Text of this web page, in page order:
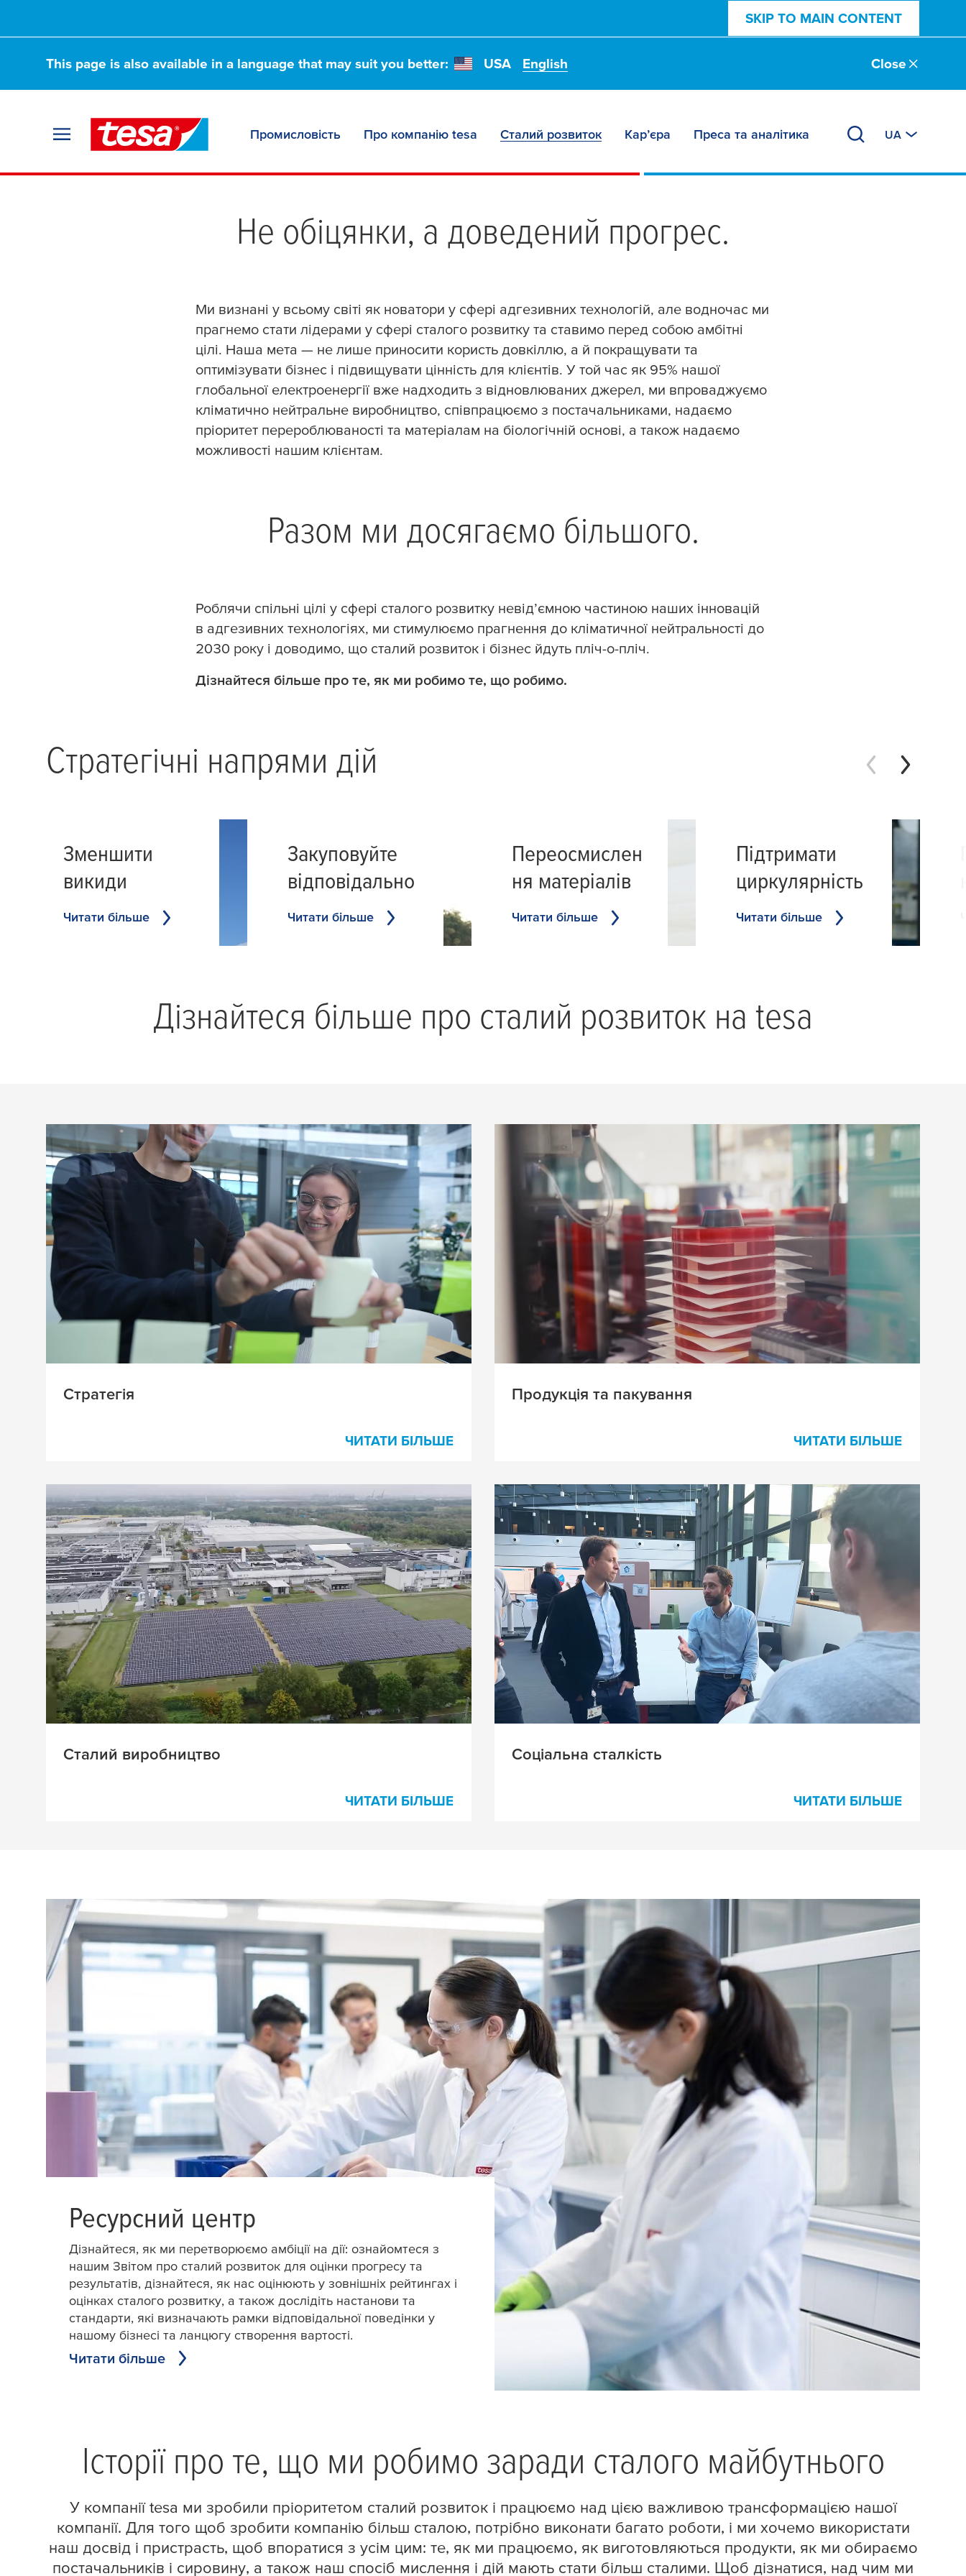
SKIP TO MAIN CONTENT
This page is also available in a language that may suit you better: USA English Close
Промисловість Про компанію tesa Сталий розвиток Кар’єра Преса та аналітика UA
Не обіцянки, а доведений прогрес.​
Ми визнані у всьому світі як новатори у сфері адгезивних технологій, але водночас ми
прагнемо стати лідерами у сфері сталого розвитку та ставимо перед собою амбітні
цілі. Наша мета — не лише приносити користь довкіллю, а й покращувати та
оптимізувати бізнес і підвищувати цінність для клієнтів.​ ​У той час як 95% нашої
глобальної електроенергії вже надходить з відновлюваних джерел, ми впроваджуємо
кліматично нейтральне виробництво, співпрацюємо з постачальниками, надаємо
пріоритет перероблюваності та матеріалам на біологічній основі, а також надаємо
можливості нашим клієнтам.
Разом ми досягаємо більшого.​
Роблячи спільні цілі у сфері сталого розвитку невід’ємною частиною наших інновацій
в адгезивних технологіях, ми стимулюємо прагнення до кліматичної нейтральності до
2030 року і доводимо, що сталий розвиток і бізнес йдуть пліч-о-пліч.​
Дізнайтеся більше про те, як ми робимо те, що робимо.
Стратегічні напрями дій
Зменшити
викиди
Читати більше
Закуповуйте
відповідально
Читати більше
Переосмислен
ня матеріалів
Читати більше
Підтримати
циркулярність
Читати більше
Дізнайтеся більше про сталий розвиток на tesa
Стратегія
ЧИТАТИ БІЛЬШЕ
Продукція та пакування
ЧИТАТИ БІЛЬШЕ
Сталий виробництво
ЧИТАТИ БІЛЬШЕ
Соціальна сталкість
ЧИТАТИ БІЛЬШЕ
Ресурсний центр
Дізнайтеся, як ми перетворюємо амбіції на дії: ознайомтеся з
нашим Звітом про сталий розвиток для оцінки прогресу та
результатів, дізнайтеся, як нас оцінюють у зовнішніх рейтингах і
оцінках сталого розвитку, а також дослідіть настанови та
стандарти, які визначають рамки відповідальної поведінки у
нашому бізнесі та ланцюгу створення вартості.
Читати більше
Історії про те, що ми робимо заради сталого майбутнього
У компанії tesa ми зробили пріоритетом сталий розвиток і працюємо над цією важливою трансформацією нашої
компанії. Для того щоб зробити компанію більш сталою, потрібно виконати багато роботи, і ми хочемо використати
наш досвід і пристрасть, щоб впоратися з усім цим: те, як ми працюємо, як виготовляються продукти, як ми обираємо
постачальників і сировину, а також наш спосіб мислення і дій мають стати більш сталими. Щоб дізнатися, над чим ми